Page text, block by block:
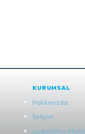
KURUMSAL
Hakkımızda
İletişim
Aydınlatma Metni